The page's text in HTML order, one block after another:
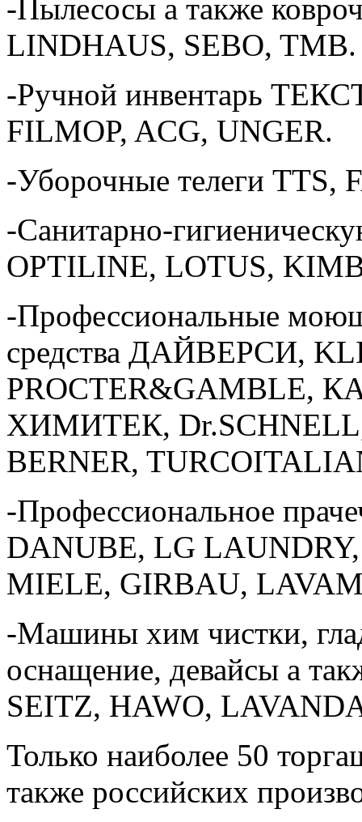
-Пылесосы а также
LINDHAUS, SEBO, TMB.
-Ручной инвентарь
FILMOP, ACG, UNGER.
-Уборочные телеги TTS,
-Санитарно-
OPTILINE, LOTUS,
-Профессиональные
средства ДАЙВЕРСИ,
PROCTER&GAMBLE,
ХИМИТЕК,
BERNER,
-Профессиональное
DANUBE, LG
MIELE, GIRBAU,
-Машины хим чистки,
оснащение, девайсы а
SEITZ, HAWO,
Только наиболее 50
также российских